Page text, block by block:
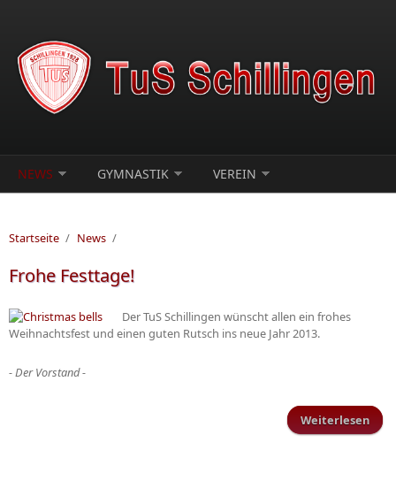
NEWS GYMNASTIK VEREIN
Startseite / News /
Frohe Festtage!
Der TuS Schillingen wünscht allen ein frohes
Weihnachtsfest und einen guten Rutsch ins neue Jahr 2013.
- Der Vorstand -
Weiterlesen